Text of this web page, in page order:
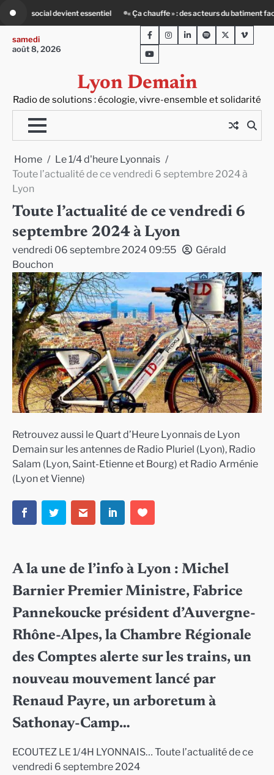
content
» : des acteurs du batiment face au défi climatique 80 Jours Voyages : au
samedi
août 8, 2026
Lyon Demain
Radio de solutions : écologie, vivre-ensemble et solidarité
FacebookInstagram
LinkedInSpotifyTwitterViméo
Youtube
Home
Le 1/4 d'heure Lyonnais
Toute l’actualité de ce vendredi 6 septembre 2024 à
Lyon
Toute l’actualité de ce vendredi 6
septembre 2024 à Lyon
vendredi 06 septembre 2024 09:55
Gérald
Bouchon
Retrouvez aussi le Quart d’Heure Lyonnais de Lyon
Demain sur les antennes de Radio Pluriel (Lyon), Radio
Salam (Lyon, Saint-Etienne et Bourg) et Radio Arménie
(Lyon et Vienne)
A la une de l’info à Lyon : Michel
Barnier Premier Ministre, Fabrice
Pannekoucke président d’Auvergne-
Rhône-Alpes, la Chambre Régionale
des Comptes alerte sur les trains, un
nouveau mouvement lancé par
Renaud Payre, un arboretum à
Sathonay-Camp…
ECOUTEZ LE 1/4H LYONNAIS… Toute l’actualité de ce
vendredi 6 septembre 2024